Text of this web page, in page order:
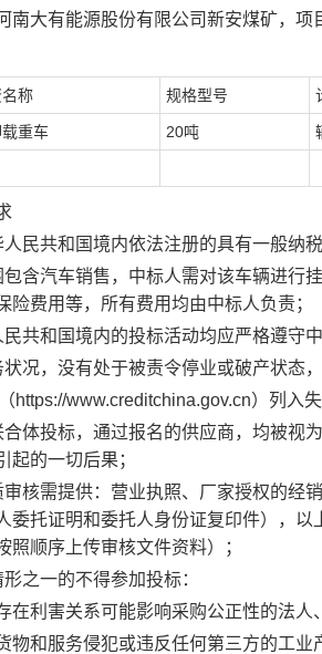
南大有能源股份有限公司新安煤矿，
称 规格型号
载重车 20吨
民共和国境内依法注册的具有一般纳
含汽车销售， 中标人需对该车辆进行
险费用等，所有费用均由中标人负责；
共和国境内的投标活动均应严格遵守
况，没有处于被责令停业或破产状态
https://www.creditchina.gov.cn）列入
体投标，通过报名的供应商，均被视
起的一切后果；
核需提供：营业执照、厂家授权的经
委托证明和委托人身份证复印件），
照顺序上传审核文件资料）；
之一的不得参加投标：
在利害关系可能影响采购公正性的法人
物和服务侵犯或违反任何第三方的工业